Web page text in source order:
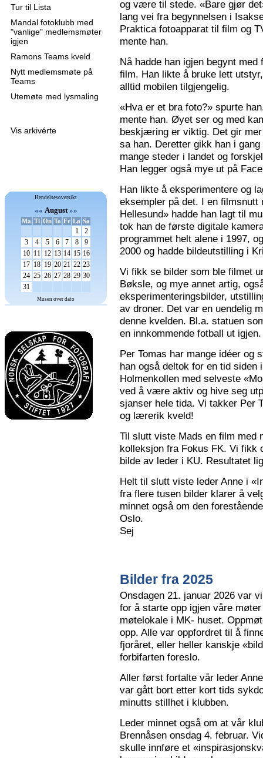
Tur til Lista
Mandal fotoklubb med
"vanlige" medlemsmøter
igjen
Ramons Teams kveld
Nytt medlemsmøte på
Teams
Utemøte med lysmaling
Vis arkivérte
Hendelsesoversikt
«« August»»
Ma Ti On To Fr Lø Sø
1
2
3
4 5 6 7 8
9
10 11 12 13 14 15 16
17 18 19 20 21 22 23
24 25 26 27 28 29 30
31
Musen over dato
og være til stede. «Bare gjør
lang vei fra begynnelsen i
Praktica fotoapparat til film og
mente han.
Nå hadde han igjen begynt
film. Han likte å bruke lett
alltid mobilen tilgjengelig.
«Hva er et bra foto?» spurte
mente han. Øyet ser og med
beskjæring er viktig. Det gir
sa han. Deretter gikk han i
mange steder i landet og
Han legger også mye ut på
Han likte å eksperimentere og
eksempler på det. I en filmsnutt
Hellesund» hadde han lagt til
tok han de første digitale
programmet helt alene i 1997,
2000 og hadde bildeutstilling i
Vi fikk se bilder som ble filmet
Bøksle, og mye annet artig,
eksperimenteringsbilder,
av droner. Det var en uendelig
denne kvelden. Bl.a. statuen
en innkommende fotball ut igjen.
Per Tomas har mange idéer og
han også deltok for en tid siden
Holmenkollen med selveste
ved å være aktiv og hive seg
sjanser hele tida. Vi takker Per
og lærerik kveld!
Til slutt viste Mads en film med
kolleksjon fra Fokus FK. Vi fikk
bilde av leder i KU. Resultatet
Helt til slutt viste leder Anne i
fra flere tusen bilder klarer å
minnet også om den
Oslo.
Sej
Bilder fra 2025
Onsdagen 21. januar 2026 var
for å starte opp igjen våre
møtelokale i MK- huset.
opp. Alle var oppfordret til å
fjoråret, eller heller kanskje
forbifarten foreslo.
Aller først fortalte vår leder
var gått bort etter kort tids
minutts stillhet i klubben.
Leder minnet også om at vår
Brennåsen onsdag 4. februar.
skulle innføre et